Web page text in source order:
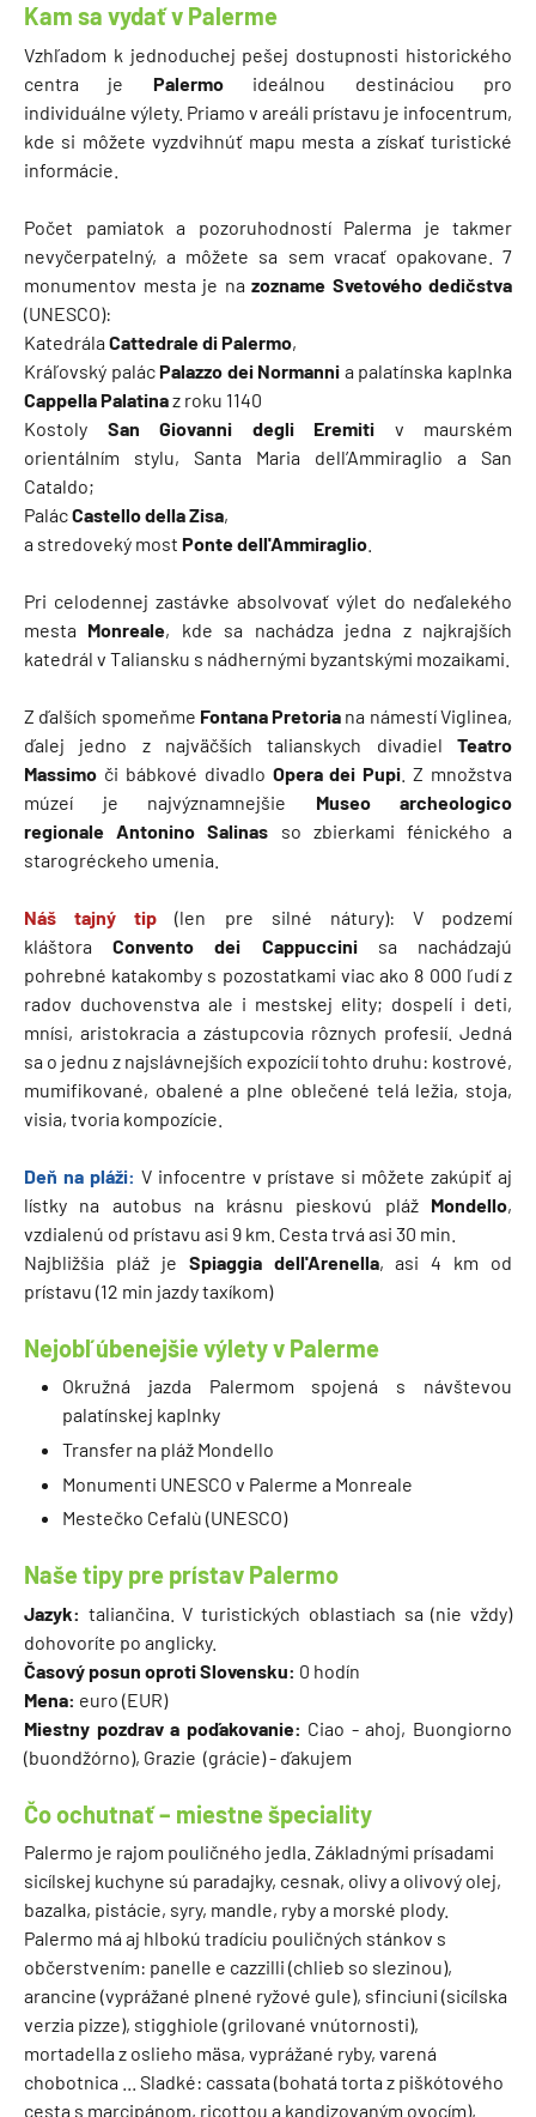
Kam sa vydať v Palerme
Vzhľadom k jednoduchej pešej dostupnosti historického
centra je Palermoideálnou destináciou pro
individuálne výlety. Priamo v areáli prístavu je infocentrum,
kde si môžete vyzdvihnúť mapu mesta a získať turistické
informácie.
Počet pamiatok a pozoruhodností Palerma je takmer
nevyčerpatelný, a môžete sa sem vracať opakovane. 7
monumentov mesta je na zozname Svetového dedičstva
(UNESCO):
Katedrála Cattedrale di Palermo,
Kráľovský palácPalazzo dei Normanni a palatínska kaplnka
Cappella Palatinaz roku 1140
Kostoly San Giovanni degli Eremiti v maurském
orientálním stylu, Santa Maria dell’Ammiraglio a San
Cataldo;
PalácCastello della Zisa,
a stredoveký most Ponte dell'Ammiraglio
Pri celodennej zastávke absolvovať výlet do neďalekého
mesta Monreale, kde sa nachádza jedna z najkrajších
katedrál v Taliansku s nádhernými byzantskými mozaikami.
Z ďalších spomeňme Fontana Pretoria na námestí Viglinea,
ďalej jedno z najväčších talianskych divadiel Teatro
Massimo či bábkové divadlo Opera dei Pupi . Z množstva
múzeí je najvýznamnejšie Museo archeologico
regionale Antonino Salinas so zbierkami fénického a
starogréckeho umenia.
Náš tajný tip (len pre silné nátury): V podzemí
kláštoraConvento dei Cappuccini sa nachádzajú
pohrebné katakomby s pozostatkami viac ako 8 000 ľudí z
radov duchovenstva ale i mestskej elity; dospelí i deti,
mnísi, aristokracia a zástupcovia rôznych profesií. Jedná
sa o jednu z najslávnejších expozícií tohto druhu: kostrové,
mumifikované, obalené a plne oblečené telá ležia, stoja,
visia, tvoria kompozície.
Deň na pláži: V infocentre v prístave si môžete zakúpiť aj
lístky na autobus na krásnu pieskovú pláž Mondello,
vzdialenú od prístavu asi 9 km. Cesta trvá asi 30 min.
Najbližšia pláž je Spiaggia dell'Arenella, asi 4 km od
prístavu (12 min jazdy taxíkom)
Nejobľúbenejšie výlety v Palerme
Okružná jazda Palermom spojená s návštevou
palatínskej kaplnky
Transfer na pláž Mondello
Monumenti UNESCO v Palerme a Monreale
Mestečko Cefalù (UNESCO)
Naše tipy pre prístav Palermo
Jazyk: taliančina. V turistických oblastiach sa (nie vždy)
dohovoríte po anglicky.
Časový posun oproti Slovensku: 0 hodín
Mena: euro (EUR)
Miestny pozdrav a poďakovanie: Ciao - ahoj, Buongiorno
(buondžórno), Grazie (grácie) - ďakujem
Čo ochutnať – miestne špeciality
Palermo je rajom pouličného jedla. Základnými prísadami
sicílskej kuchyne sú paradajky, cesnak, olivy a olivový olej,
bazalka, pistácie, syry, mandle, ryby a morské plody.
Palermo má aj hlbokú tradíciu pouličných stánkov s
občerstvením: panelle e cazzilli (chlieb so slezinou),
arancine (vyprážané plnené ryžové gule), sfinciuni (sicílska
verzia pizze), stigghiole (grilované vnútornosti),
mortadella z oslieho mäsa, vyprážané ryby, varená
chobotnica ... Sladké: cassata (bohatá torta z piškótového
cesta s marcipánom, ricottou a kandizovaným ovocím),